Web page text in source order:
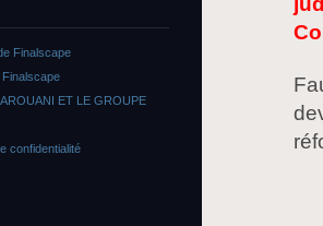
Finalscape
ET LE GROUPE
confidentialité